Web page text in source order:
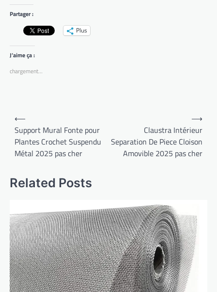
Partager :
Plus
J’aime ça :
chargement…
Navigation
de
l’article
⟵
Support Mural Fonte pour
Plantes Crochet Suspendu
Métal 2025 pas cher
Claustra Intérieur
Separation De Piece Cloison
Amovible 2025 pas cher
⟶
Related Posts